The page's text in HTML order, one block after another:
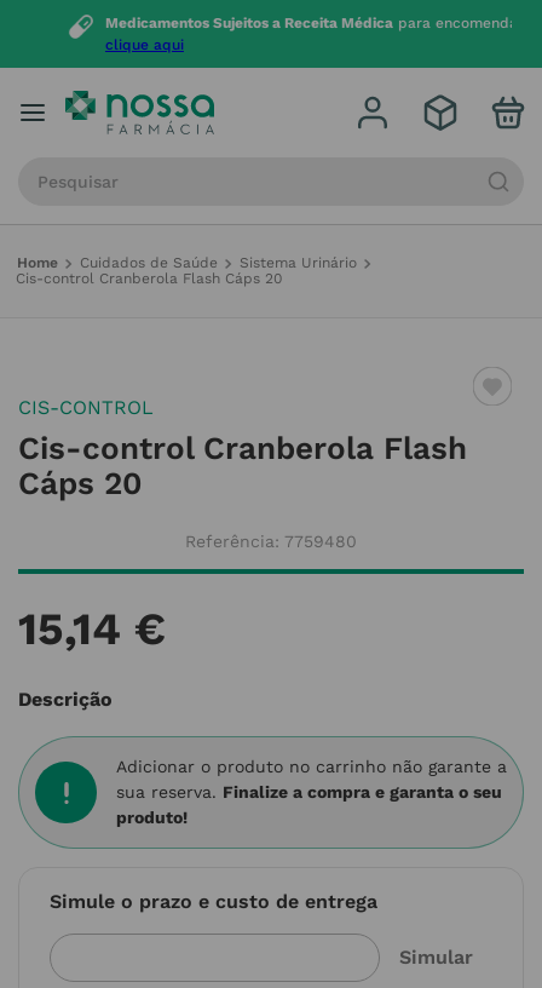
Medicamentos Sujeitos a Receita Médicapara encomendar
clique aqui
Cuidados de Saúde
Sistema Urinário
Cis-control Cranberola Flash Cáps 20
CIS-CONTROL
Cis-control Cranberola Flash
Cáps 20
Referência: 7759480
15,14 €
Descrição
Adicionar o produto no carrinho não garante a
sua reserva. Finalize a compra e garanta o seu
produto!
Simule o prazo e custo de entrega